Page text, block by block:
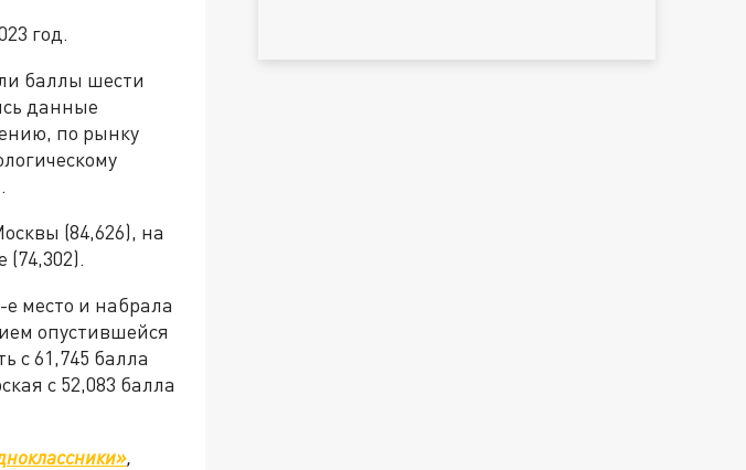
год.
баллы шести
данные
по рынку
(84,626), на
(74,302).
место и набрала
опустившейся
с 61,745 балла
с 52,083 балла
,